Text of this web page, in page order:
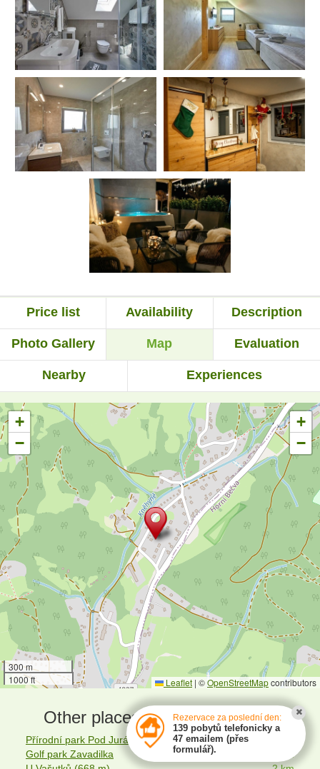
Price list Availability Description
Photo Gallery Map Evaluation
Nearby Experiences
+
−
+
−
300 m
1000 ft
Leaflet | ©OpenStreetMapcontributors
Other places of interest around
Přírodní park Pod Juráškou - Horní Bečva
Golf park Zavadilka
1 km
Rezervace za poslední den:
139 pobytů telefonicky a
47 emailem (přes
formulář).